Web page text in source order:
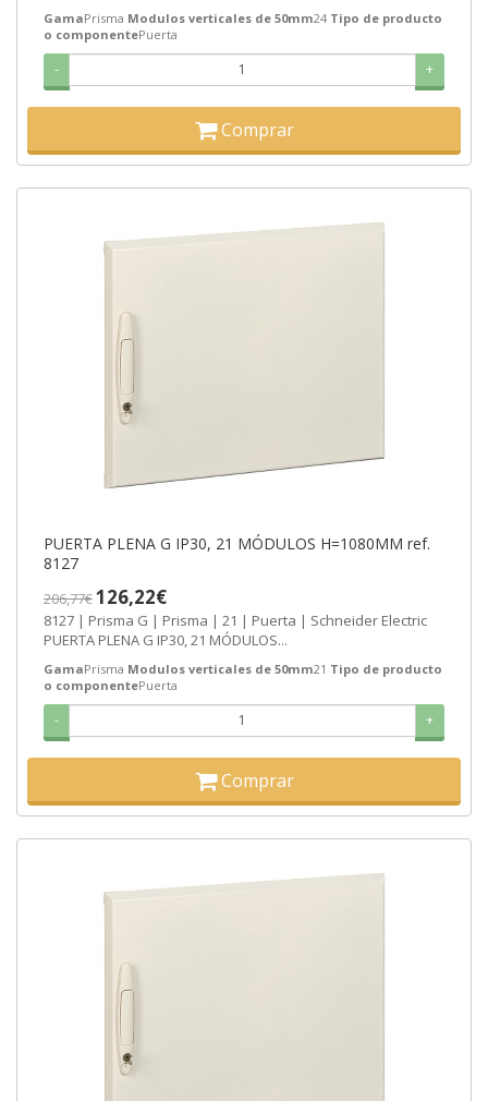
GamaPrisma Modulos verticales de 50mm24 Tipo de producto
o componentePuerta
- +
Comprar
PUERTA PLENA G IP30, 21 MÓDULOS H=1080MM ref.
8127
206,77€126,22€
8127 | Prisma G | Prisma | 21 | Puerta | Schneider Electric
PUERTA PLENA G IP30, 21 MÓDULOS...
GamaPrisma Modulos verticales de 50mm21 Tipo de producto
o componentePuerta
- +
Comprar